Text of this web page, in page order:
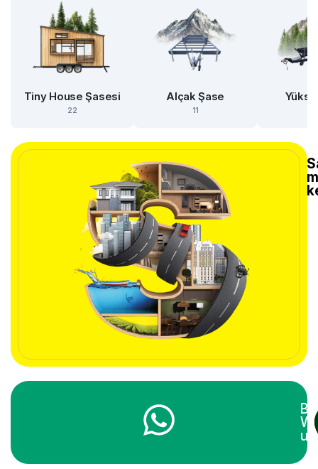
Tiny House Şasesi
22
Alçak Şase
11